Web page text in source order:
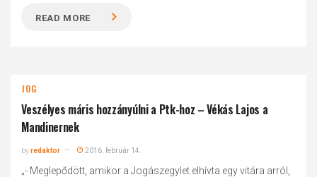
READ MORE
JOG
Veszélyes máris hozzányúlni a Ptk-hoz – Vékás Lajos a
Mandinernek
byredaktor 2016. február 14.
„- Meglepődött, amikor a Jogászegylet elhívta egy vitára arról,